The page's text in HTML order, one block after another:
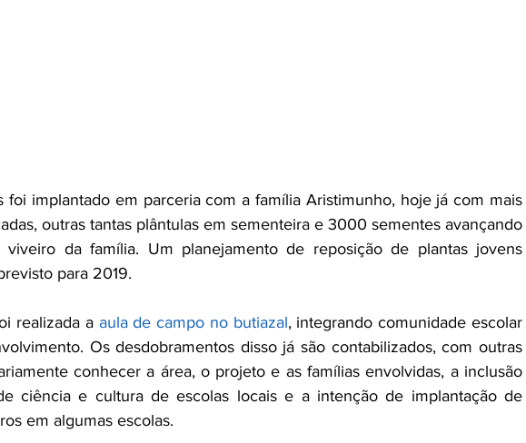
foi implantado em parceria com a família Aristimunho, hoje já com mais
outras tantas plântulas em sementeira e 3000 sementes avançando
viveiro da família. Um planejamento de reposição de plantas jovens
para 2019.
realizada a aula de campo no butiazal, integrando comunidade escolar
Os desdobramentos disso já são contabilizados, com outras
conhecer a área, o projeto e as famílias envolvidas, a inclusão
ciência e cultura de escolas locais e a intenção de implantação de
em algumas escolas.